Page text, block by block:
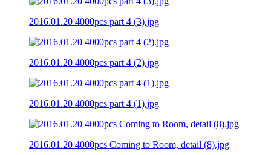
2016.01.20 4000pcs part 4 (3).jpg
2016.01.20 4000pcs part 4 (2).jpg
2016.01.20 4000pcs part 4 (1).jpg
2016.01.20 4000pcs Coming to Room, detail (8).jpg